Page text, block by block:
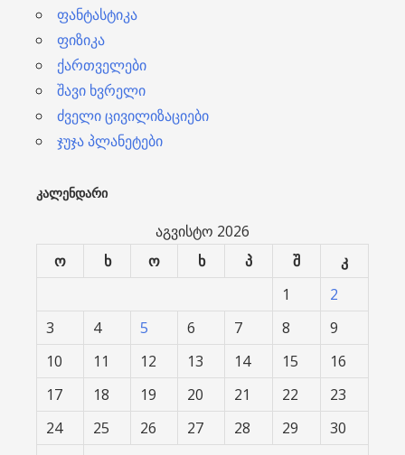
ფანტასტიკა
ფიზიკა
ქართველები
შავი ხვრელი
ძველი ცივილიზაციები
ჯუჯა პლანეტები
ᲙᲐᲚᲔᲜᲓᲐᲠᲘ
აგვისტო 2026
ო
ხ ო ხ პ შ
კ
1
2
3
4 5 6 7 8
9
10
11 12 13 14 15
16
17
18 19 20 21 22
23
24
25 26 27 28 29
30